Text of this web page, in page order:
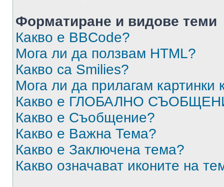
Форматиране и видове теми
Какво е BBCode?
Мога ли да ползвам HTML?
Какво са Smilies?
Мога ли да прилагам
Какво е ГЛОБАЛНО
Какво е Съобщение?
Какво е Важна Тема?
Какво е Заключена тема?
Какво означават иконите на